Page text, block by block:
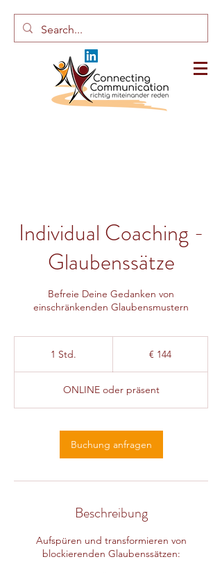
Individual Coaching -
Glaubenssätze
Befreie Deine Gedanken von
einschränkenden Glaubensmustern
1 Std.
d
€ 144
ONLINE oder präsent
Buchung anfragen
Beschreibung
Aufspüren und transformieren von
blockierenden Glaubenssätzen: